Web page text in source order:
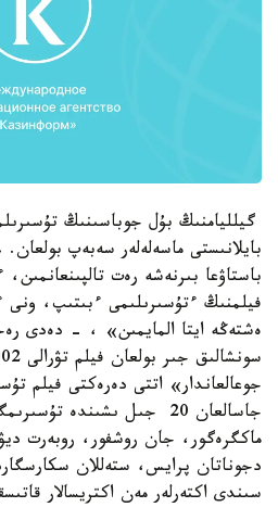
گيلليامنىڭ بۇل جوباسىنىڭ
بايلانىستى ماسەلەلەر سەبەپ
باستاۋعا بىرنەشە رەت
فيلمنىڭ ءتۇسىرىلىمى ءبىتىپ، ونى
ەشتەڭە ايتا المايمىن» ، - دەدى
جوعالعاندار» اتتى دەرەكتى فيلم
جاسالعان 20 جىل ىشىندە
ماكگرەگور، جان روشفور، روبەرت
دجوناتان پرايس، ستەللان
سىندى اكتەرلەر مەن اكتريسالار